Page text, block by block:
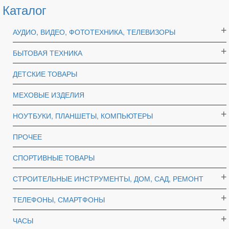
Каталог
АУДИО, ВИДЕО, ФОТОТЕХНИКА, ТЕЛЕВИЗОРЫ
БЫТОВАЯ ТЕХНИКА
ДЕТСКИЕ ТОВАРЫ
МЕХОВЫЕ ИЗДЕЛИЯ
НОУТБУКИ, ПЛАНШЕТЫ, КОМПЬЮТЕРЫ
ПРОЧЕЕ
СПОРТИВНЫЕ ТОВАРЫ
СТРОИТЕЛЬНЫЕ ИНСТРУМЕНТЫ, ДОМ, САД, РЕМОНТ
ТЕЛЕФОНЫ, СМАРТФОНЫ
ЧАСЫ